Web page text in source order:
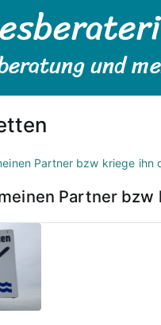
und
Partner